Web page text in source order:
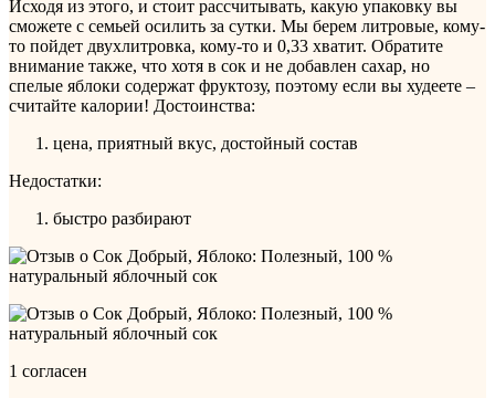
Исходя из этого, и стоит рассчитывать, какую упаковку вы
сможете с семьей осилить за сутки. Мы берем литровые, кому-
то пойдет двухлитровка, кому-то и 0,33 хватит. Обратите
внимание также, что хотя в сок и не добавлен сахар, но
спелые яблоки содержат фруктозу, поэтому если вы худеете –
считайте калории! Достоинства:
цена, приятный вкус, достойный состав
Недостатки:
быстро разбирают
1 согласен